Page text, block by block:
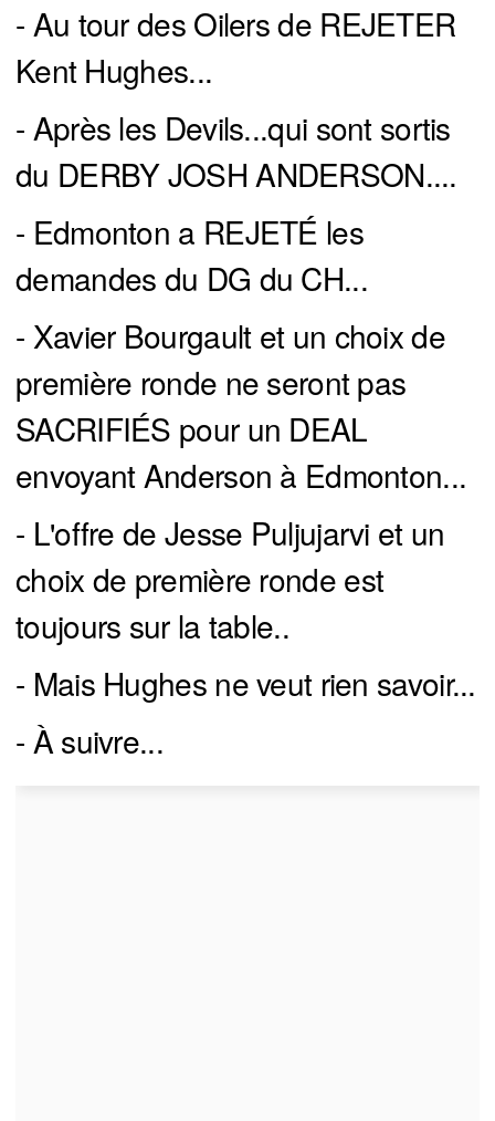
- Au tour des Oilers de REJETER
Kent Hughes...
- Après les Devils...qui sont sortis
du DERBY JOSH ANDERSON....
- Edmonton a REJETÉ les
demandes du DG du CH...
- Xavier Bourgault et un choix de
première ronde ne seront pas
SACRIFIÉS pour un DEAL
envoyant Anderson à Edmonton...
- L'offre de Jesse Puljujarvi et un
choix de première ronde est
toujours sur la table..
- Mais Hughes ne veut rien savoir...
- À suivre...